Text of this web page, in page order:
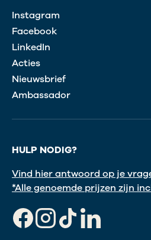
Instagram
Facebook
LinkedIn
Acties
Nieuwsbrief
Ambassador
HULP NODIG?
Vind hier antwoord op je
*Alle genoemde prijzen zijn
FacebookInstagram
TikTokLinkedIn